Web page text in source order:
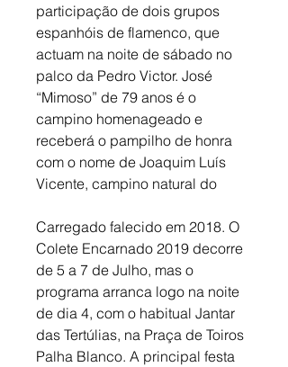
participação de dois grupos
espanhóis de flamenco, que
actuam na noite de sábado no
palco da Pedro Victor. José
“Mimoso” de 79 anos é o
campino homenageado e
receberá o pampilho de honra
com o nome de Joaquim Luís
Vicente, campino natural do
Carregado falecido em 2018. O
Colete Encarnado 2019 decorre
de 5 a 7 de Julho, mas o
programa arranca logo na noite
de dia 4, com o habitual Jantar
das Tertúlias, na Praça de Toiros
Palha Blanco. A principal festa